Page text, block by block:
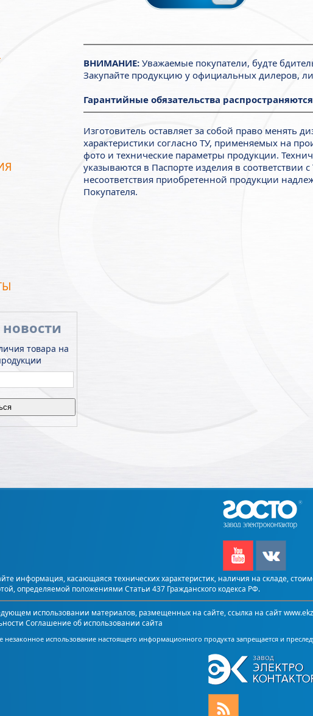
товара на
ВНИМАНИЕ:Уважаемые покупатели, будте
Закупайте продукцию у официальных дилеров,
Гарантийные обязательства
Изготовитель оставляет за собой право менять
характеристики согласно ТУ, применяемых на
фото и технические параметры продукции.
указываются в Паспорте изделия в
несоответствия приобретенной продукции
Покупателя.
информация, касающаяся технических характеристик, наличия на складе,
определяемой положениями Статьи 437 Гражданского кодекса РФ.
использовании материалов, размещенных на сайте, ссылка на сайт
Соглашение об использовании сайта
использование настоящего информационного продукта запрещается и